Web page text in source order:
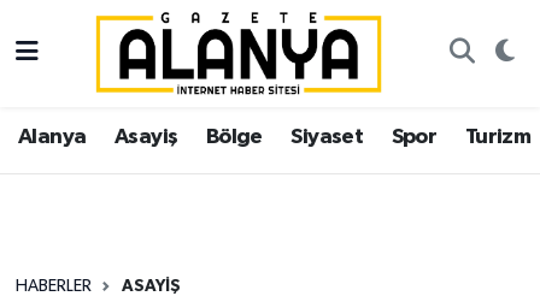
Alanya Asayiş Bölge Siyaset Spor Turizm
HABERLER ASAYIŞ
Alanya
Asayiş
Siyaset
İstanbul Nöbetçi Eczaneler
İstanbul Hava Durumu
Süper Lig Puan Durumu ve Fikstür